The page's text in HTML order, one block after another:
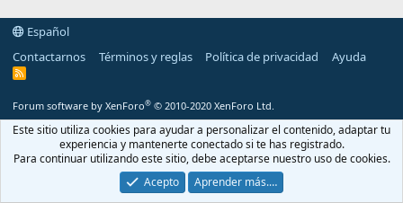
Español
Contactarnos
Términos y reglas Política de privacidad Ayuda
R
Forum software by XenForo® © 2010-2020 XenForo Ltd.
Este sitio utiliza cookies para ayudar a personalizar el contenido, adaptar tu
experiencia y mantenerte conectado si te has registrado.
Para continuar utilizando este sitio, debe aceptarse nuestro uso de cookies.
Acepto
Aprender más.…